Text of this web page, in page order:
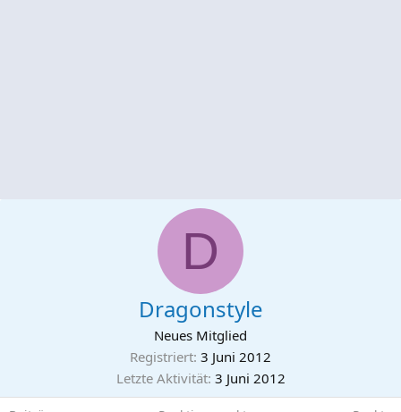
D
Dragonstyle
Neues Mitglied
Registriert 3 Juni 2012
Letzte Aktivität 3 Juni 2012